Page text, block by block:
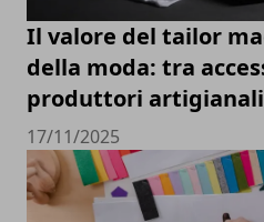
Il valore del tailor
della moda: tra
produttori
17/11/2025